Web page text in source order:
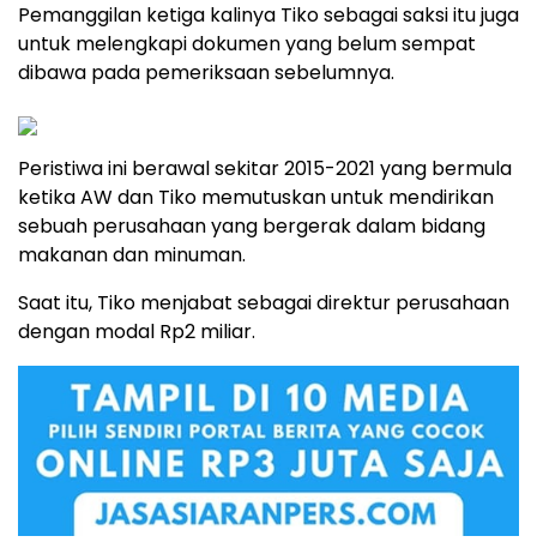
Pemanggilan ketiga kalinya Tiko sebagai saksi itu juga
untuk melengkapi dokumen yang belum sempat
dibawa pada pemeriksaan sebelumnya.
Peristiwa ini berawal sekitar 2015-2021 yang bermula
ketika AW dan Tiko memutuskan untuk mendirikan
sebuah perusahaan yang bergerak dalam bidang
makanan dan minuman.
Saat itu, Tiko menjabat sebagai direktur perusahaan
dengan modal Rp2 miliar.